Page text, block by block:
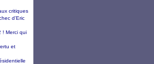
critiques
d'Eric
! Merci qui
et